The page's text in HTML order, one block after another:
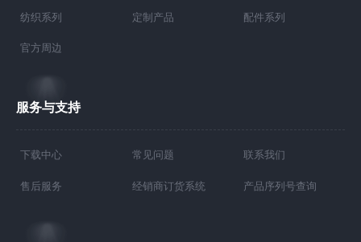
纺织系列 定制产品 配件系列
官方周边
服务与支持
下载中心 常见问题 联系我们
售后服务 经销商订货系统 产品序列号查询